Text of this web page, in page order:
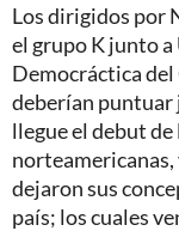
Los dirigidos por
el grupo K junto
Democráctica del
deberían puntuar
llegue el debut
dejaron sus
país; los cuales